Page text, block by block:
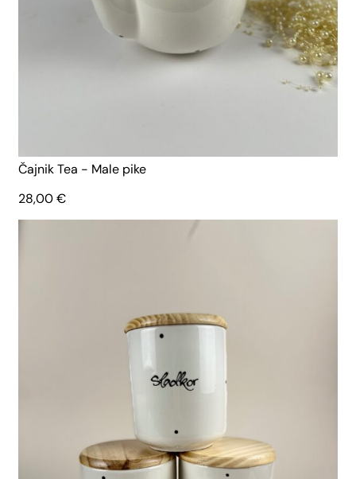
Čajnik Tea - Male pike
28,00€